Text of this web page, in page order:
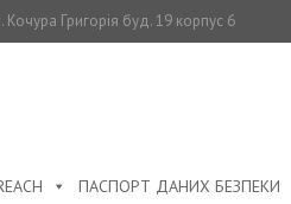
Григорія буд. 19 корпус 6
ПАСПОРТ ДАНИХ БЕЗПЕКИ